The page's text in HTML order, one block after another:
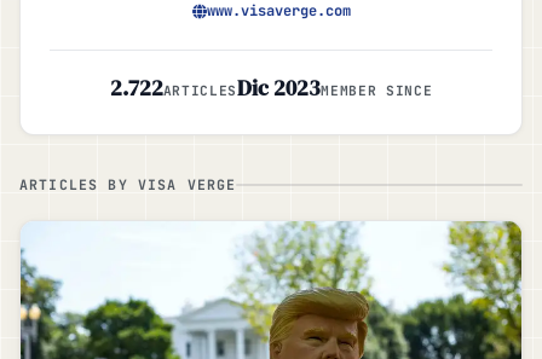
www.visaverge.com
2.722ARTICLESDic 2023MEMBER SINCE
ARTICLES BY VISA VERGE